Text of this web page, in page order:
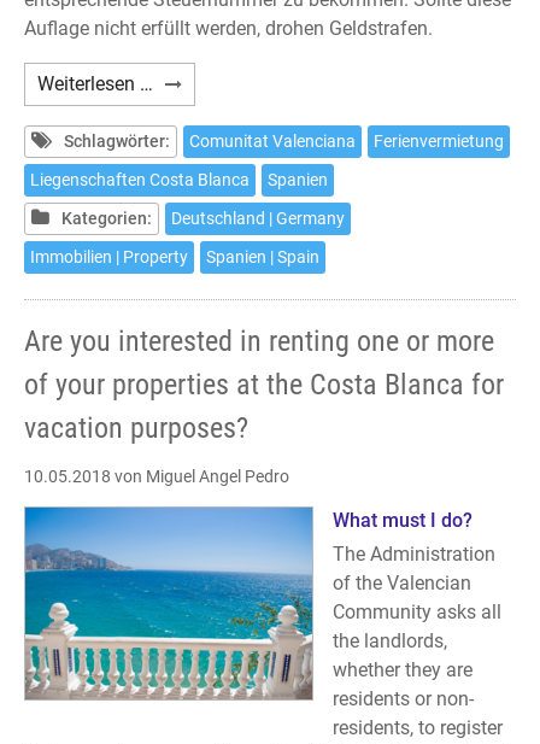
Auflage nicht erfüllt werden, drohen Geldstrafen.
Weiterlesen … Haben
Sie
Interesse
daran
Ihre
oder
eine
an
Costa
Blanca
Ferienvermietung
Schlagwörter: Comunitat Valenciana
Ferienvermietung
Liegenschaften Costa Blanca
Spanien
Kategorien:
Deutschland | Germany
Immobilien | Property
Spanien | Spain
Are you interested in renting one or more
of your properties at the Costa Blanca for
vacation purposes?
10.05.2018 von Miguel Angel Pedro
What must I do?
The Administration
of the Valencian
Community asks all
the landlords,
whether they are
residents or non-
residents, to register